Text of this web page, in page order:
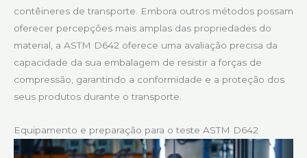
contêineres de transporte. Embora outros métodos possam
oferecer percepções mais amplas das propriedades do
material, a ASTM D642 oferece uma avaliação precisa da
capacidade da sua embalagem de resistir a forças de
compressão, garantindo a conformidade e a proteção dos
seus produtos durante o transporte.
Equipamento e preparação para o teste ASTM D642